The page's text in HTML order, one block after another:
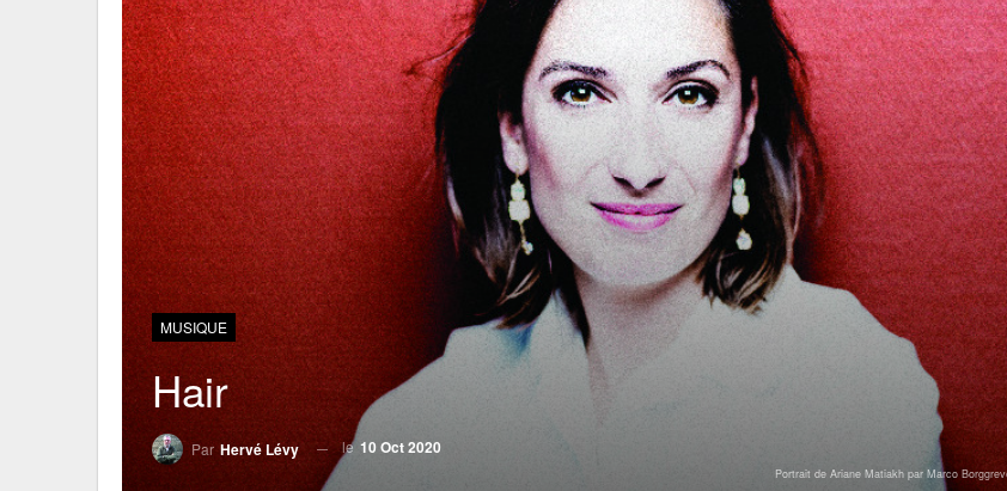
MUSIQUE
Hair
Par Hervé Lévy le 10 Oct 2020
Portrait de Ariane Matiakh par Marco